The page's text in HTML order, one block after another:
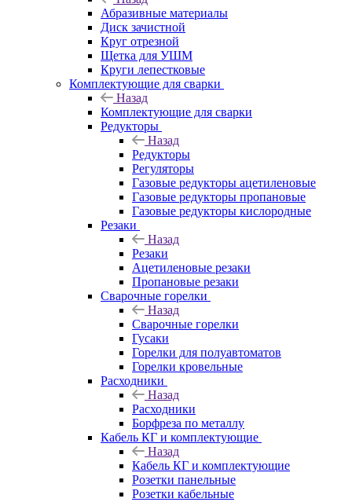
Абразивные материалы
Диск зачистной
Круг отрезной
Щетка для УШМ
Круги лепестковые
Комплектующие для сварки
Назад
Комплектующие для сварки
Редукторы
Назад
Редукторы
Регуляторы
Газовые редукторы ацетиленовые
Газовые редукторы пропановые
Газовые редукторы кислородные
Резаки
Назад
Резаки
Ацетиленовые резаки
Пропановые резаки
Сварочные горелки
Назад
Сварочные горелки
Гусаки
Горелки для полуавтоматов
Горелки кровельные
Расходники
Назад
Расходники
Борфреза по металлу
Кабель КГ и комплектующие
Назад
Кабель КГ и комплектующие
Розетки панельные
Розетки кабельные